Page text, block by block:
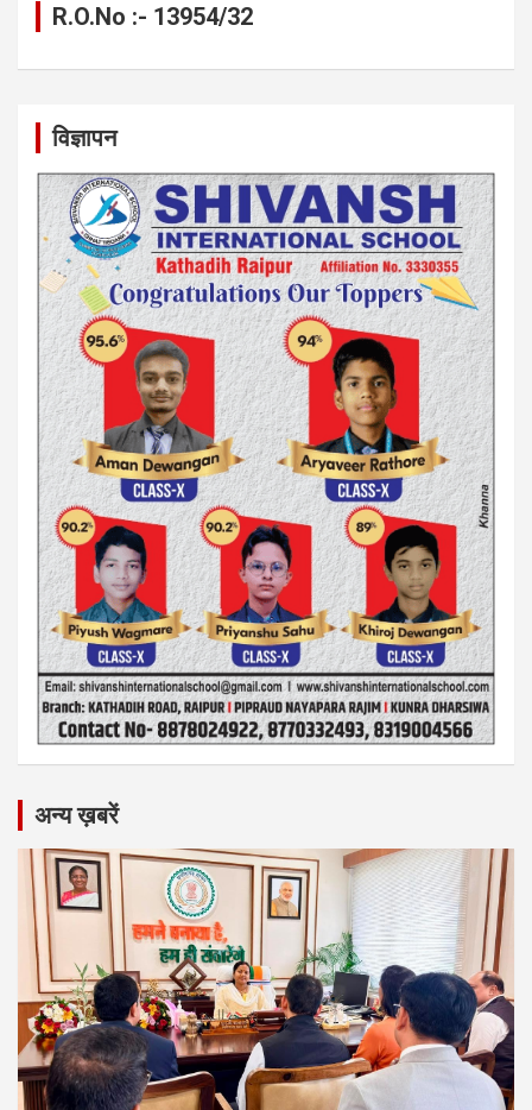
R.O.No :- 13954/32
विज्ञापन
अन्य ख़बरें